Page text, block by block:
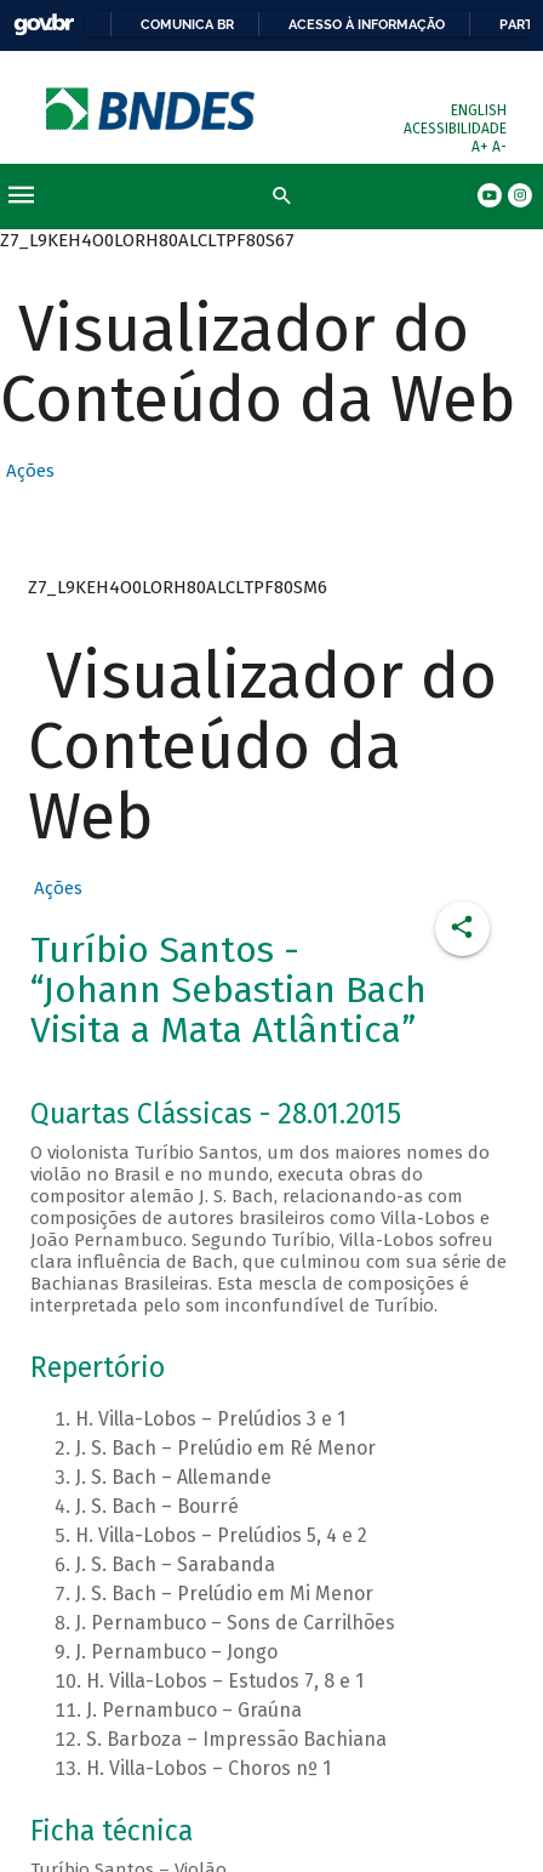
COMUNICA BR ACESSO À INFORMAÇÃO
ENGLISH
ACESSIBILIDADE
A+ A-
Z7_L9KEH4O0LORH80ALCLTPF80S67
Visualizador do
Conteúdo da Web
Ações
Z7_L9KEH4O0LORH80ALCLTPF80SM6
Visualizador do
Conteúdo da
Web
Ações
Turíbio Santos -
“Johann Sebastian Bach
Visita a Mata Atlântica”
Quartas Clássicas - 28.01.2015
O violonista Turíbio Santos, um dos maiores nomes do
violão no Brasil e no mundo, executa obras do
compositor alemão J. S. Bach, relacionando-as com
composições de autores brasileiros como Villa-Lobos e
João Pernambuco. Segundo Turíbio, Villa-Lobos sofreu
clara influência de Bach, que culminou com sua série de
Bachianas Brasileiras. Esta mescla de composições é
interpretada pelo som inconfundível de Turíbio.
Repertório
H. Villa-Lobos – Prelúdios 3 e 1
J. S. Bach – Prelúdio em Ré Menor
J. S. Bach – Allemande
J. S. Bach – Bourré
H. Villa-Lobos – Prelúdios 5, 4 e 2
J. S. Bach – Sarabanda
J. S. Bach – Prelúdio em Mi Menor
J. Pernambuco – Sons de Carrilhões
J. Pernambuco – Jongo
H. Villa-Lobos – Estudos 7, 8 e 1
J. Pernambuco – Graúna
S. Barboza – Impressão Bachiana
H. Villa-Lobos – Choros nº 1
Ficha técnica